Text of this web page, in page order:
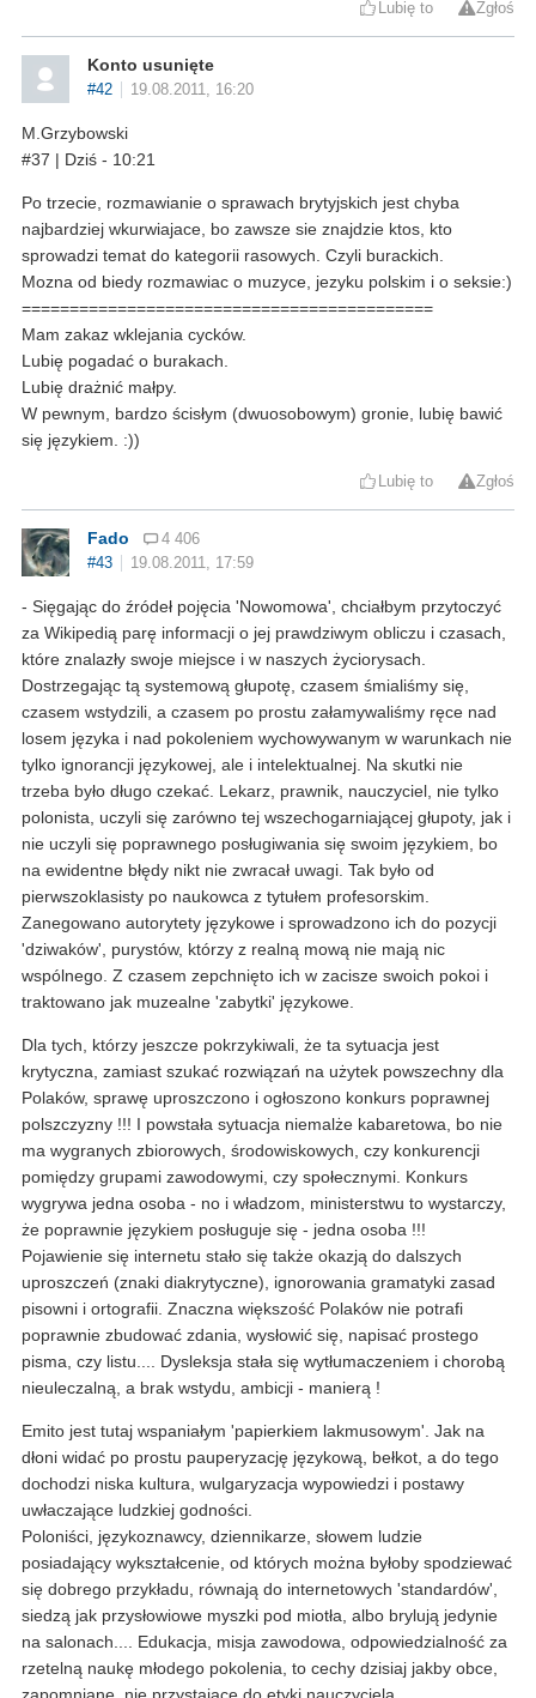
Lubię to Zgłoś
Konto usunięte
#42 19.08.2011, 16:20
M.Grzybowski
#37 | Dziś - 10:21
Po trzecie, rozmawianie o sprawach brytyjskich jest chyba
najbardziej wkurwiajace, bo zawsze sie znajdzie ktos, kto
sprowadzi temat do kategorii rasowych. Czyli burackich.
Mozna od biedy rozmawiac o muzyce, jezyku polskim i o seksie:)
===========================================
Mam zakaz wklejania cycków.
Lubię pogadać o burakach.
Lubię drażnić małpy.
W pewnym, bardzo ścisłym (dwuosobowym) gronie, lubię bawić
się językiem. :))
Lubię to Zgłoś
Fado
4 406
#43
19.08.2011, 17:59
- Sięgając do źródeł pojęcia 'Nowomowa', chciałbym przytoczyć
za Wikipedią parę informacji o jej prawdziwym obliczu i czasach,
które znalazły swoje miejsce i w naszych życiorysach.
Dostrzegając tą systemową głupotę, czasem śmialiśmy się,
czasem wstydzili, a czasem po prostu załamywaliśmy ręce nad
losem języka i nad pokoleniem wychowywanym w warunkach nie
tylko ignorancji językowej, ale i intelektualnej. Na skutki nie
trzeba było długo czekać. Lekarz, prawnik, nauczyciel, nie tylko
polonista, uczyli się zarówno tej wszechogarniającej głupoty, jak i
nie uczyli się poprawnego posługiwania się swoim językiem, bo
na ewidentne błędy nikt nie zwracał uwagi. Tak było od
pierwszoklasisty po naukowca z tytułem profesorskim.
Zanegowano autorytety językowe i sprowadzono ich do pozycji
'dziwaków', purystów, którzy z realną mową nie mają nic
wspólnego. Z czasem zepchnięto ich w zacisze swoich pokoi i
traktowano jak muzealne 'zabytki' językowe.
Dla tych, którzy jeszcze pokrzykiwali, że ta sytuacja jest
krytyczna, zamiast szukać rozwiązań na użytek powszechny dla
Polaków, sprawę uproszczono i ogłoszono konkurs poprawnej
polszczyzny !!! I powstała sytuacja niemalże kabaretowa, bo nie
ma wygranych zbiorowych, środowiskowych, czy konkurencji
pomiędzy grupami zawodowymi, czy społecznymi. Konkurs
wygrywa jedna osoba - no i władzom, ministerstwu to wystarczy,
że poprawnie językiem posługuje się - jedna osoba !!!
Pojawienie się internetu stało się także okazją do dalszych
uproszczeń (znaki diakrytyczne), ignorowania gramatyki zasad
pisowni i ortografii. Znaczna większość Polaków nie potrafi
poprawnie zbudować zdania, wysłowić się, napisać prostego
pisma, czy listu.... Dysleksja stała się wytłumaczeniem i chorobą
nieuleczalną, a brak wstydu, ambicji - manierą !
Emito jest tutaj wspaniałym 'papierkiem lakmusowym'. Jak na
dłoni widać po prostu pauperyzację językową, bełkot, a do tego
dochodzi niska kultura, wulgaryzacja wypowiedzi i postawy
uwłaczające ludzkiej godności.
Poloniści, językoznawcy, dziennikarze, słowem ludzie
posiadający wykształcenie, od których można byłoby spodziewać
się dobrego przykładu, równają do internetowych 'standardów',
siedzą jak przysłowiowe myszki pod miotła, albo brylują jedynie
na salonach.... Edukacja, misja zawodowa, odpowiedzialność za
rzetelną naukę młodego pokolenia, to cechy dzisiaj jakby obce,